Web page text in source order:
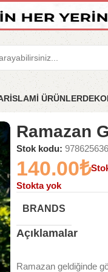
İSLAMİ ÜRÜNLER
Ramazan
Stok kodu:
140.00₺
Stokta yok
BRANDS
Açıklamalar
Ramazan geldiğinde